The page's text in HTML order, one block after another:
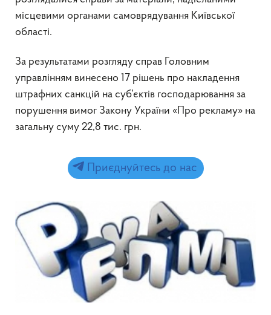
місцевими органами самоврядування Київської
області.
За результатами розгляду справ Головним
управлінням винесено 17 рішень про накладення
штрафних санкцій на суб’єктів господарювання за
порушення вимог Закону України «Про рекламу» на
загальну суму 22,8 тис. грн.
Приєднуйтесь до нас